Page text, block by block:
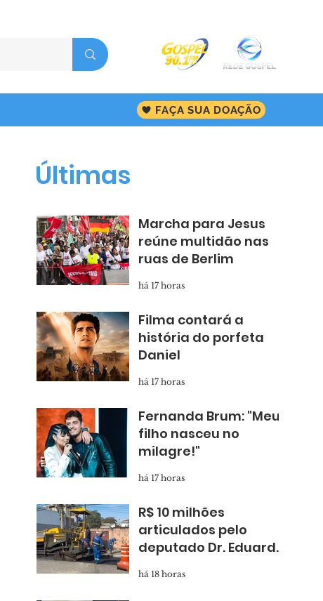
FAÇA SUA DOAÇÃO
Marcha para Jesus
reúne multidão nas
ruas de Berlim
há 17 horas
Filma contará a
história do porfeta
Daniel
há 17 horas
Fernanda Brum: "Meu
filho nasceu no
milagre!"
há 17 horas
R$ 10 milhões
articulados pelo
deputado Dr. Eduardo
asfalto novo para
há 18 horas
Últimas